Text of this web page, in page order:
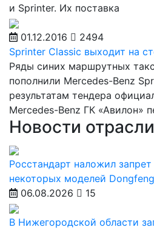
и Sprinter. Их поставка
01.12.2016
2494
Sprinter Classic выходит на
Ряды синих маршрутных
пополнили Mercedes-Benz
результатам тендера
Mercedes-Benz ГК «Авилон»
Новости отрасли
Росстандарт наложил
некоторых моделей
06.08.2026
15
В Нижегородской области